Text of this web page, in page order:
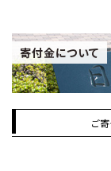
寄付金について
ご